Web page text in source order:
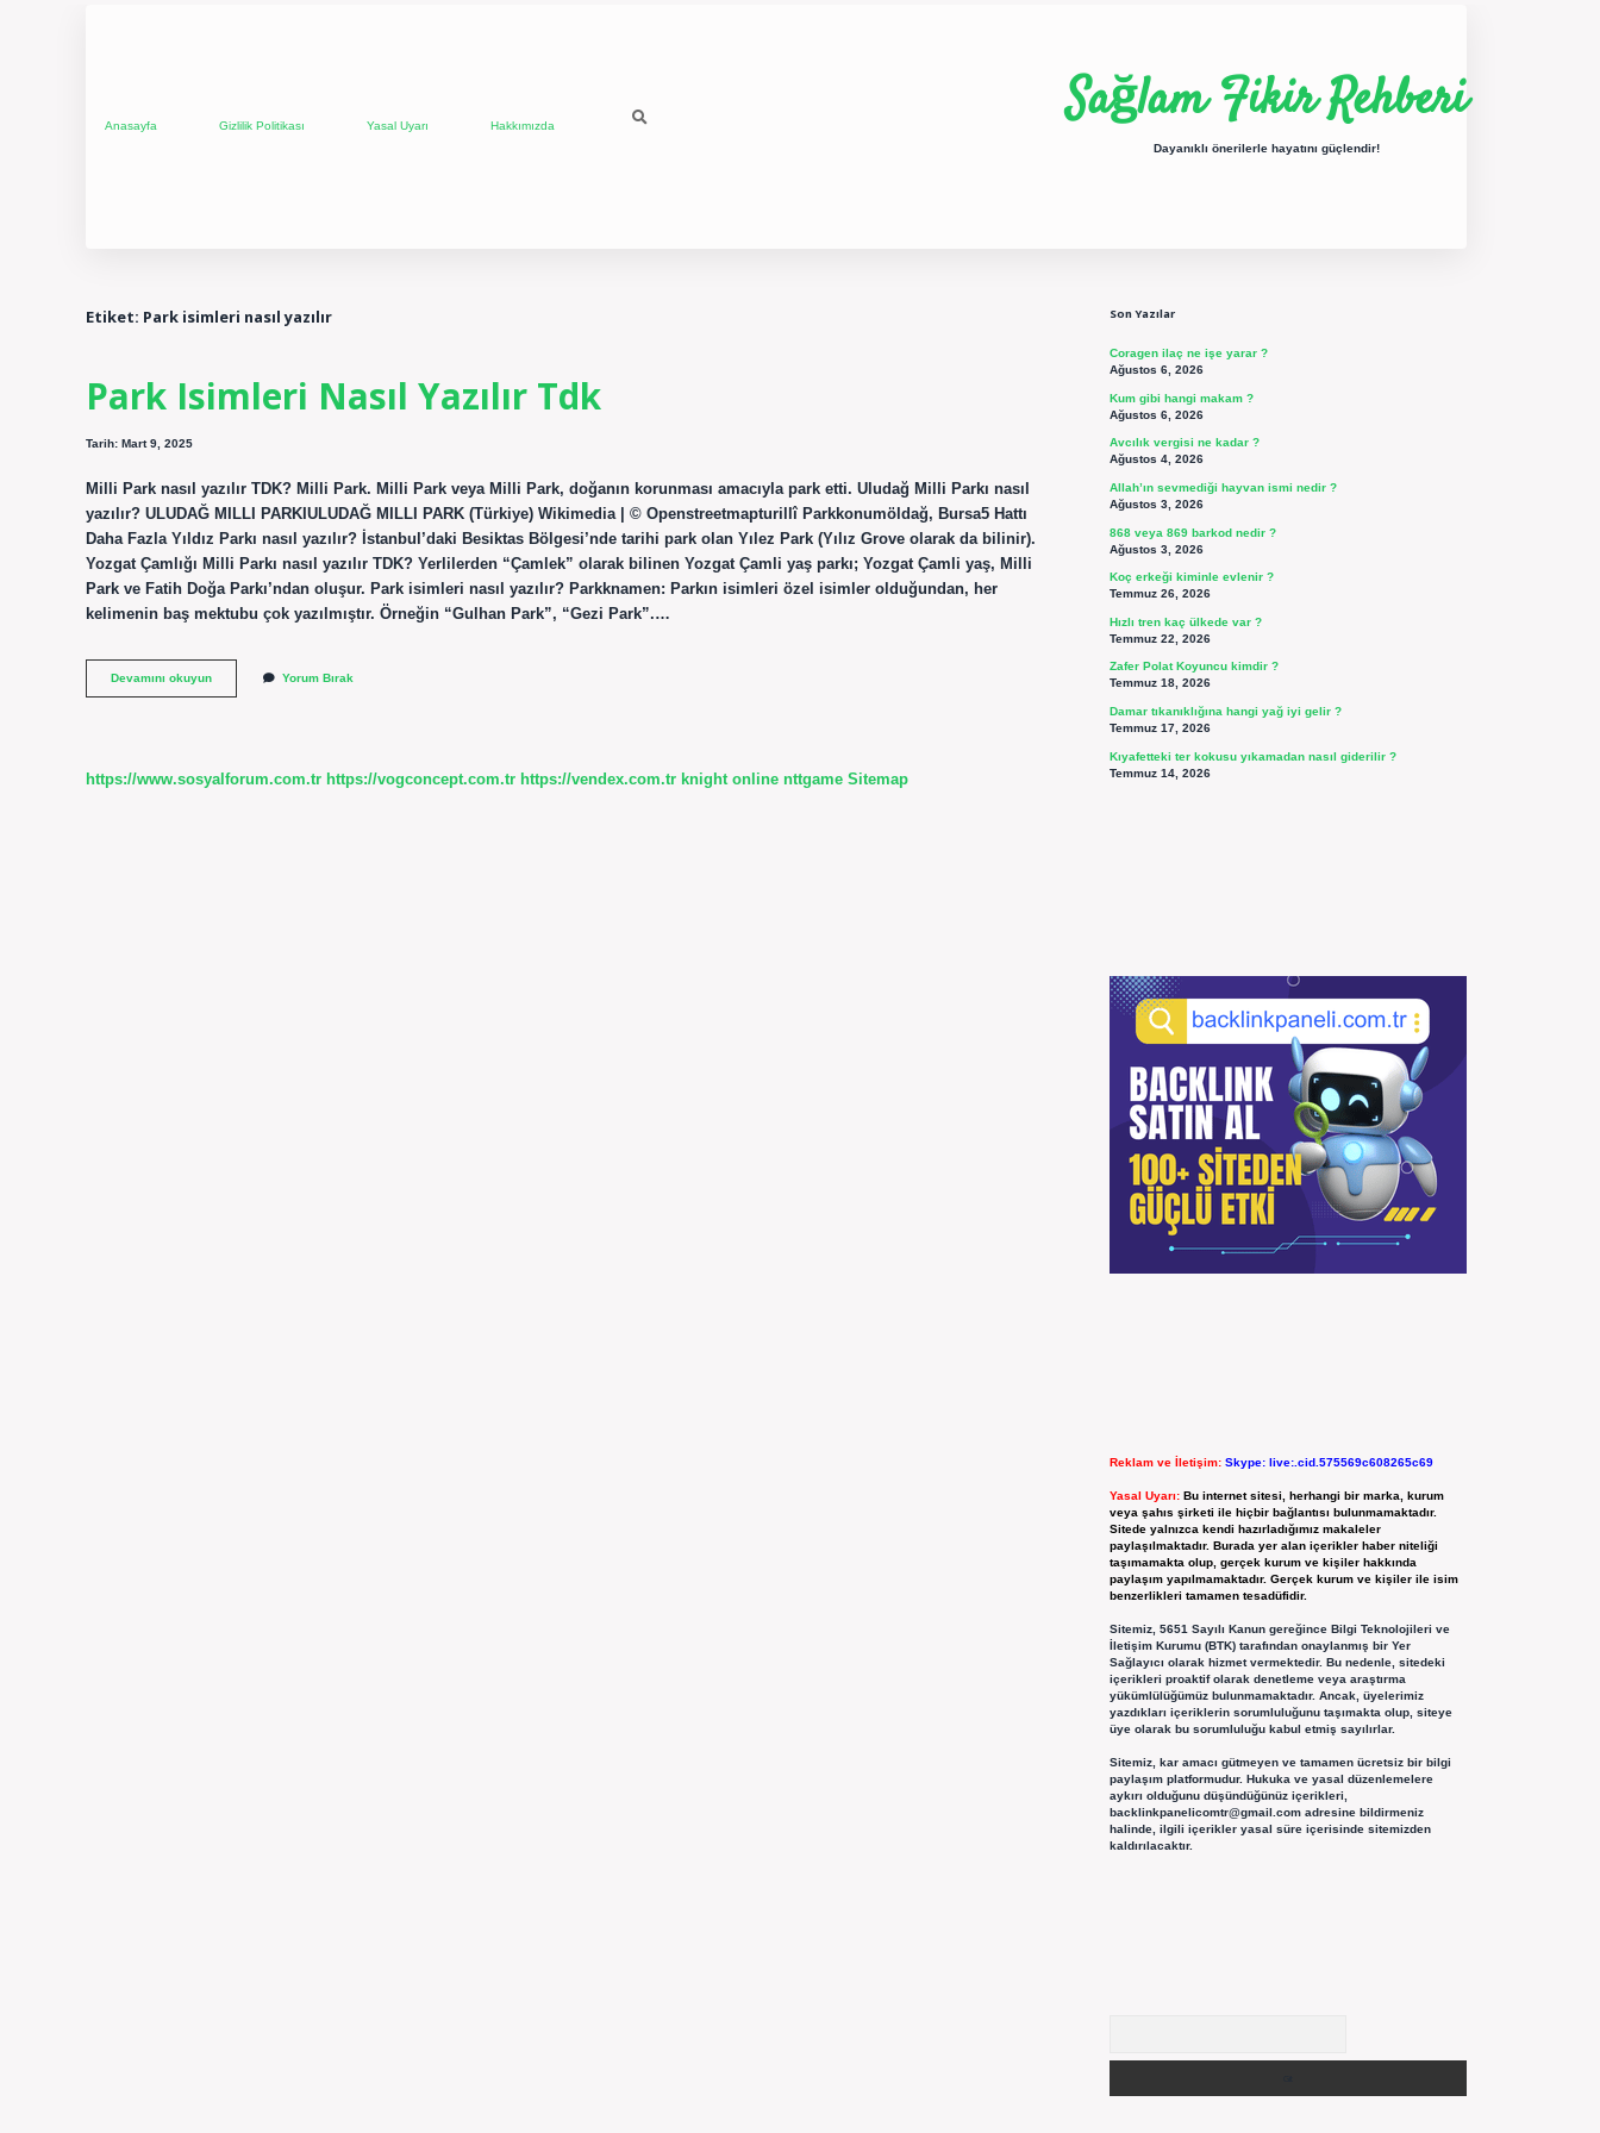
Anasayfa Gizlilik Politikası Yasal Uyarı Hakkımızda Sağlam Fikir Rehberi
Dayanıklı önerilerle hayatını güçlendir!
Etiket: Park isimleri nasıl yazılır
Park Isimleri Nasıl Yazılır Tdk
Tarih: Mart 9, 2025
Milli Park nasıl yazılır TDK? Milli Park. Milli Park veya Milli Park, doğanın korunması amacıyla park etti. Uludağ Milli Parkı nasıl
yazılır? ULUDAĞ MILLI PARKIULUDAĞ MILLI PARK (Türkiye) Wikimedia | © Openstreetmapturillî Parkkonumöldağ, Bursa5 Hattı
Daha Fazla Yıldız Parkı nasıl yazılır? İstanbul’daki Besiktas Bölgesi’nde tarihi park olan Yılez Park (Yılız Grove olarak da bilinir).
Yozgat Çamlığı Milli Parkı nasıl yazılır TDK? Yerlilerden “Çamlek” olarak bilinen Yozgat Çamli yaş parkı; Yozgat Çamli yaş, Milli
Park ve Fatih Doğa Parkı’ndan oluşur. Park isimleri nasıl yazılır? Parkknamen: Parkın isimleri özel isimler olduğundan, her
kelimenin baş mektubu çok yazılmıştır. Örneğin “Gulhan Park”, “Gezi Park”.…
Devamını okuyunPark
Isimleri
Yorum Bırak
https://www.sosyalforum.com.tr https://vogconcept.com.tr https://vendex.com.tr knight online nttgame Sitemap
Son Yazılar
Coragen ilaç ne işe yarar ?
Ağustos 6, 2026
Kum gibi hangi makam ?
Ağustos 6, 2026
Avcılık vergisi ne kadar ?
Ağustos 4, 2026
Allah’ın sevmediği hayvan ismi nedir ?
Ağustos 3, 2026
868 veya 869 barkod nedir ?
Ağustos 3, 2026
Koç erkeği kiminle evlenir ?
Temmuz 26, 2026
Hızlı tren kaç ülkede var ?
Temmuz 22, 2026
Zafer Polat Koyuncu kimdir ?
Temmuz 18, 2026
Damar tıkanıklığına hangi yağ iyi gelir ?
Temmuz 17, 2026
Kıyafetteki ter kokusu yıkamadan nasıl giderilir ?
Temmuz 14, 2026
Reklam ve İletişim: Skype: live:.cid.575569c608265c69
Yasal Uyarı: Bu internet sitesi, herhangi bir marka, kurum
veya şahıs şirketi ile hiçbir bağlantısı bulunmamaktadır.
Sitede yalnızca kendi hazırladığımız makaleler
paylaşılmaktadır. Burada yer alan içerikler haber niteliği
taşımamakta olup, gerçek kurum ve kişiler hakkında
paylaşım yapılmamaktadır. Gerçek kurum ve kişiler ile isim
benzerlikleri tamamen tesadüfidir.
Sitemiz, 5651 Sayılı Kanun gereğince Bilgi Teknolojileri ve
İletişim Kurumu (BTK) tarafından onaylanmış bir Yer
Sağlayıcı olarak hizmet vermektedir. Bu nedenle, sitedeki
içerikleri proaktif olarak denetleme veya araştırma
yükümlülüğümüz bulunmamaktadır. Ancak, üyelerimiz
yazdıkları içeriklerin sorumluluğunu taşımakta olup, siteye
üye olarak bu sorumluluğu kabul etmiş sayılırlar.
Sitemiz, kar amacı gütmeyen ve tamamen ücretsiz bir bilgi
paylaşım platformudur. Hukuka ve yasal düzenlemelere
aykırı olduğunu düşündüğünüz içerikleri,
backlinkpanelicomtr@gmail.comadresine bildirmeniz
halinde, ilgili içerikler yasal süre içerisinde sitemizden
kaldırılacaktır.